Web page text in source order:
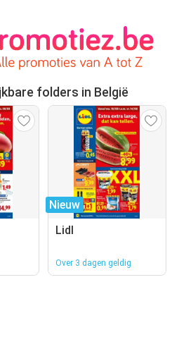
folders in België
Nieuw
Lidl
Over 3 dagen geldig